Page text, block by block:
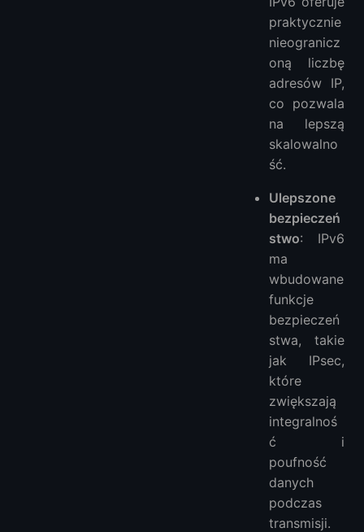
praktycznie
nieogranicz
oną liczbę
adresów IP,
co pozwala
na lepszą
skalowalno
ść.
Ulepszone
bezpieczeń
stwo: IPv6
ma
wbudowane
funkcje
bezpieczeń
stwa, takie
jak IPsec,
które
zwiększają
integralnoś
ć i
poufność
danych
podczas
transmisji.